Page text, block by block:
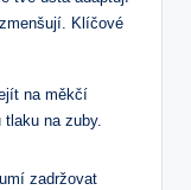
Klíčové
na měkčí
na zuby.
zadržovat